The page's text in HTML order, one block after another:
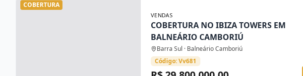
COBERTURA
VENDAS
COBERTURA NO IBIZA TOWERS EM
BALNEÁRIO CAMBORIÚ
Barra Sul · Balneário Camboriú
Código: Vv681